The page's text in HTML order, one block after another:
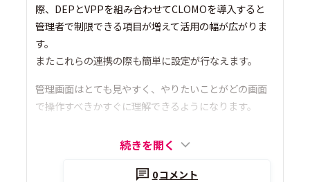
際、DEPとVPPを組み合わせてCLOMOを導入すると
管理者で制限できる項目が増えて活用の幅が広がりま
す。
またこれらの連携の際も簡単に設定が行なえます。
管理画面はとても見やすく、やりたいことがどの画面
で操作すべきかすぐに理解できるようになります。
続きを開く
0コメント